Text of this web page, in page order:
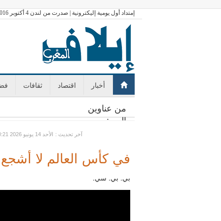
إمتداد أول يومية إليكترونية | صدرت من لندن 4 أكتوبر 2016
أخبار اقتصاد ثقافات
من عناوين
اليوم:
GMT الأحد 14 يونيو 2026 10:21 : آخر تحديث
في كأس العالم لا أشجع
بي. بي. سي.